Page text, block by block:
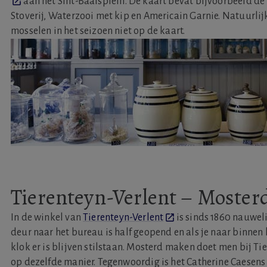
Stoverij, Waterzooi met kip en Americain Garnie.
mosselen in het seizoen niet op de kaart.
Tierenteyn-Verlent –
In de winkel vanTierenteyn-Verlent
is sinds 1860
deur naar het bureau is half geopend en als je naar
klok er is blijven stilstaan. Mosterd maken doet men bij
op dezelfde manier. Tegenwoordig is het Catherine